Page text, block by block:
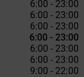
6:00 - 23:00
6:00 - 23:00
6:00 - 23:00
6:00 - 23:00
6:00 - 23:00
6:00 - 23:00
9:00 - 22:00